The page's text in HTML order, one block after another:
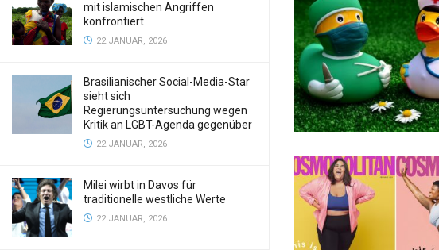
mit islamischen Angriffen
konfrontiert
22 JANUAR, 2026
Brasilianischer Social-Media-Star
sieht sich
Regierungsuntersuchung wegen
Kritik an LGBT-Agenda gegenüber
22 JANUAR, 2026
Milei wirbt in Davos für
traditionelle westliche Werte
22 JANUAR, 2026